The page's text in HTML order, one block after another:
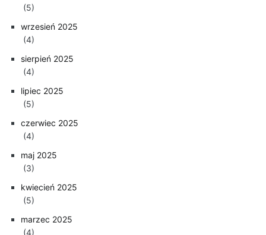
(5)
wrzesień 2025
(4)
sierpień 2025
(4)
lipiec 2025
(5)
czerwiec 2025
(4)
maj 2025
(3)
kwiecień 2025
(5)
marzec 2025
(4)